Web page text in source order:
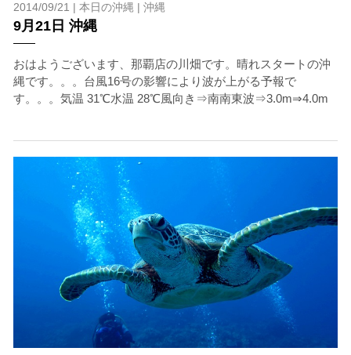
2014/09/21 | 本日の沖縄 | 沖縄
9月21日 沖縄
おはようございます、那覇店の川畑です。晴れスタートの沖
縄です。。。台風16号の影響により波が上がる予報で
す。。。気温 31℃水温 28℃風向き⇒南南東波⇒3.0m⇒4.0m